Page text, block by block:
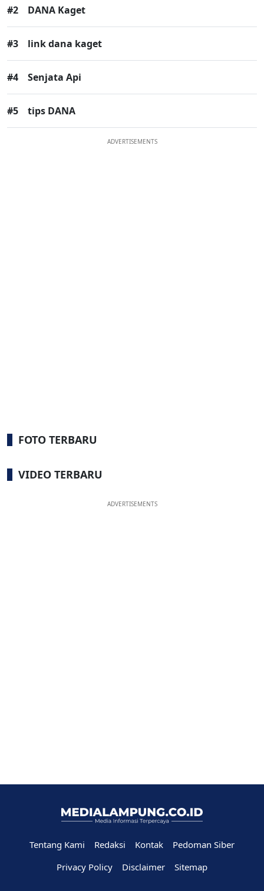
#2 DANA Kaget
#3 link dana kaget
#4 Senjata Api
#5 tips DANA
ADVERTISEMENTS
FOTO TERBARU
VIDEO TERBARU
ADVERTISEMENTS
Tentang Kami Redaksi Kontak
Pedoman Siber
Privacy Policy
Disclaimer Sitemap